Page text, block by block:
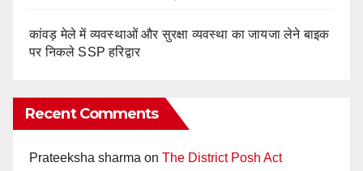
कांवड़ मेले में व्यवस्थाओं और सुरक्षा व्यवस्था का जायजा लेने बाइक
पर निकले SSP हरिद्वार
Recent Comments
Prateeksha sharma on The District Posh Act